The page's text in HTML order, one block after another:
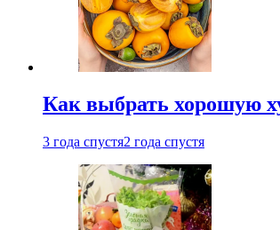
Как выбрать хорошую
3 года спустя2 года спустя